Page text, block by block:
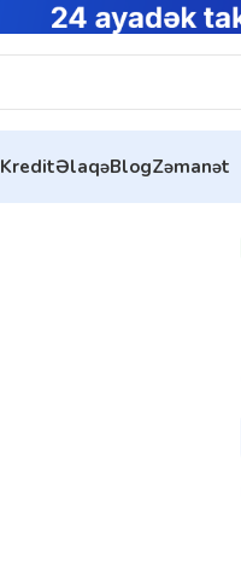
KreditƏlaqəBlogZəmanət